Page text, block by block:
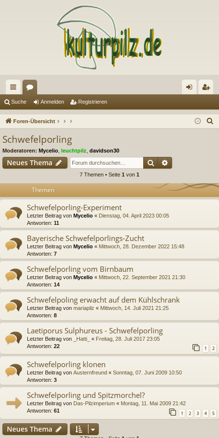
ch
ne
riff
en m ist
Suche Anmelden Registrieren
Foren-Übersicht
Schwefelporling
Moderatoren: Mycelio leuchtpilz davidson30
Neues Thema Suche
7 Themen • Seite 1 von 1
Themen
Schwefelporling-Experiment
Letzter Beitrag von Mycelio « Dienstag, 04. April 2023 00:05
Antworten: 11
Bayerische Schwefelporlings-Zucht
Letzter Beitrag von Mycelio « Mittwoch, 28. Dezember 2022 15:48
Antworten: 7
Schwefelporling vom Birnbaum
Letzter Beitrag von Mycelio « Mittwoch, 22. September 2021 21:30
Antworten: 14
Schwefelpoling erwacht auf dem Kühlschrank
Letzter Beitrag von mariapilz « Mittwoch, 14. Juli 2021 21:25
Antworten: 8
Laetiporus Sulphureus - Schwefelporling
Letzter Beitrag von _Hatti_ « Freitag, 28. Juli 2017 23:05
Antworten: 22 1 2
Schwefelporling klonen
Letzter Beitrag von Austernfreund « Sonntag, 07. Juni 2009 10:50
Antworten: 3
Schwefelporling und Spitzmorchel?
Letzter Beitrag von Das-Pilzimperium « Montag, 11. Mai 2009 21:42
Antworten: 61 1 2 3 4 5
Neues Thema